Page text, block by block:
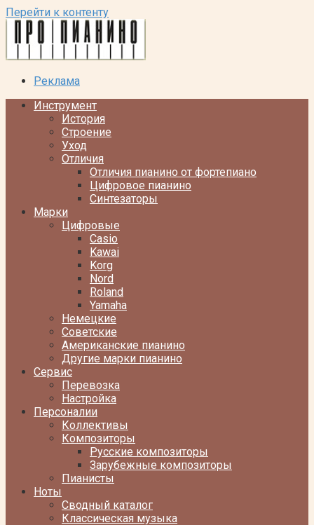
Перейти к контенту
Реклама
Инструмент
История
Строение
Уход
Отличия
Отличия пианино от фортепиано
Цифровое пианино
Синтезаторы
Марки
Цифровые
Casio
Kawai
Korg
Nord
Roland
Yamaha
Немецкие
Советские
Американские пианино
Другие марки пианино
Сервис
Перевозка
Настройка
Персоналии
Коллективы
Композиторы
Русские композиторы
Зарубежные композиторы
Пианисты
Ноты
Сводный каталог
Классическая музыка